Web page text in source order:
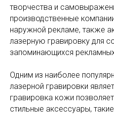
творчества и
производственные
наружной рекламе, также
лазерную гравировку для
запоминающихся
Одним из наиболее
лазерной гравировки
гравировка кожи
стильные аксессуары,